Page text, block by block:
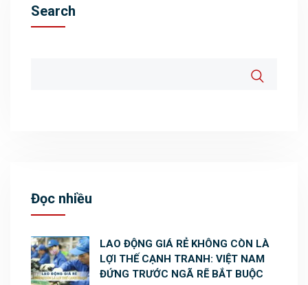
Search
Đọc nhiều
LAO ĐỘNG GIÁ RẺ KHÔNG CÒN LÀ
LỢI THẾ CẠNH TRANH: VIỆT NAM
ĐỨNG TRƯỚC NGÃ RẼ BẮT BUỘC